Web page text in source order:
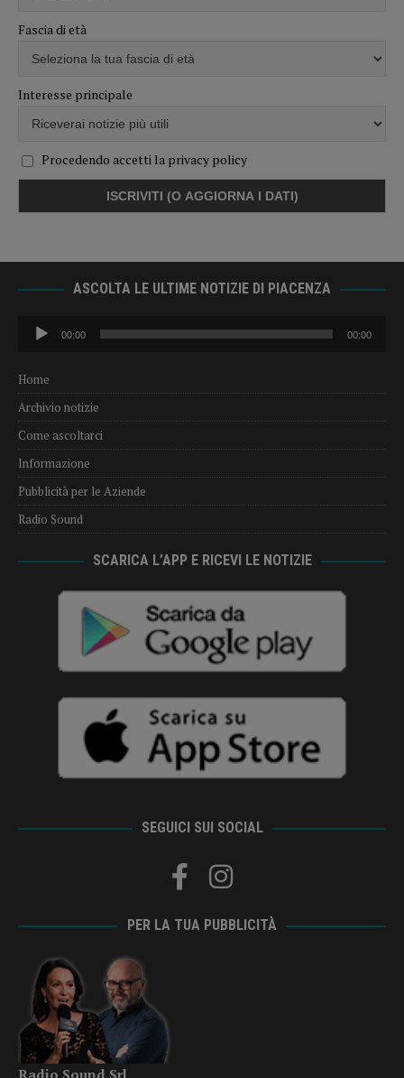
Fascia di età
Interesse principale
Procedendo accetti la privacy policy
ASCOLTA LE ULTIME NOTIZIE DI PIACENZA
Audio
Player
00:00 00:00
Home
Archivio notizie
Come ascoltarci
Informazione
Pubblicità per le Aziende
Radio Sound
SCARICA L’APP E RICEVI LE NOTIZIE
SEGUICI SUI SOCIAL
PER LA TUA PUBBLICITÀ
Radio Sound Srl